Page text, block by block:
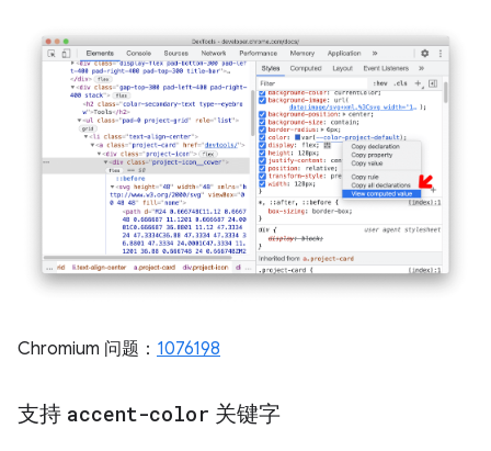
Chromium 问题： 1076198
支持 accent-color 关键字